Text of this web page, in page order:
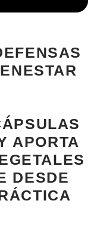
APORTA
DESDE